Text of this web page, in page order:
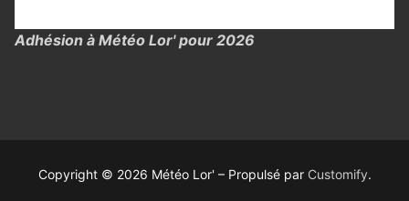
Adhésion à Météo Lor' pour 2026
Copyright © 2026 Météo Lor' – Propulsé par Customify.